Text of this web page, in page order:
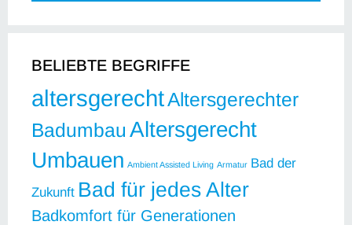
BELIEBTE BEGRIFFE
altersgerechtAltersgerechter
Badumbau Altersgerecht
Umbauen Ambient Assisted Living Armatur Bad der
Zukunft Bad für jedes Alter
Badkomfort für Generationen